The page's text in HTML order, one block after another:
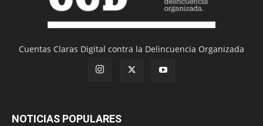
Cuentas Claras Digital contra la Delincuencia Organizada
NOTICIAS POPULARES